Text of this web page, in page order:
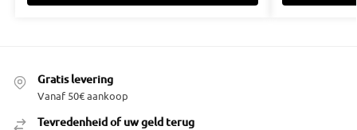
Gratis levering
Vanaf 50€ aankoop
Tevredenheid of uw geld terug